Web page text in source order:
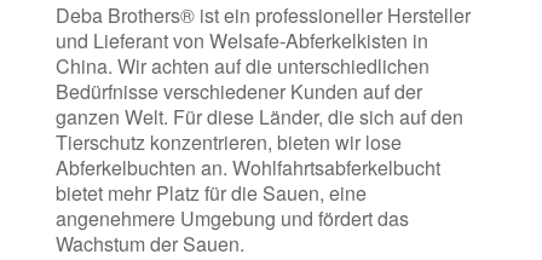
Deba Brothers® ist ein professioneller Hersteller
und Lieferant von Welsafe-Abferkelkisten in
China. Wir achten auf die unterschiedlichen
Bedürfnisse verschiedener Kunden auf der
ganzen Welt. Für diese Länder, die sich auf den
Tierschutz konzentrieren, bieten wir lose
Abferkelbuchten an. Wohlfahrtsabferkelbucht
bietet mehr Platz für die Sauen, eine
angenehmere Umgebung und fördert das
Wachstum der Sauen.